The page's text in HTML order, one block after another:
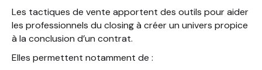
Les tactiques de vente apportent des outils pour aider
les professionnels du closing à créer un univers propice
à la conclusion d’un contrat.
Elles permettent notamment de :